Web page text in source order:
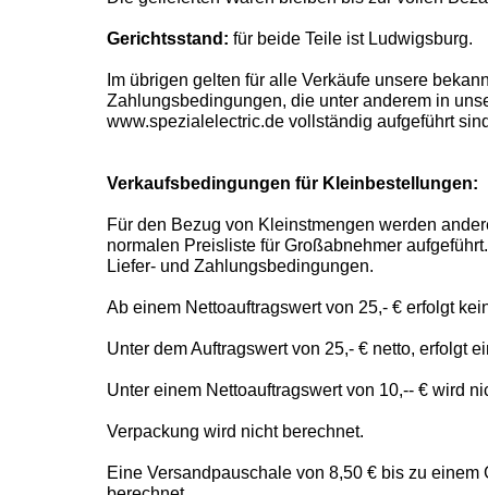
Gerichtsstand: für beide Teile ist Ludwigsburg.
Im übrigen gelten für alle Verkäufe unsere
Zahlungsbedingungen, die unter anderem in
www.spezialelectric.de vollständig aufgeführt
Verkaufsbedingungen für Kleinbestellungen:
Für den Bezug von Kleinstmengen werden
normalen Preisliste für Großabnehmer
Liefer- und Zahlungsbedingungen.
Ab einem Nettoauftragswert von 25,- € erfolgt
Unter dem Auftragswert von 25,- € netto, erfolgt
Unter einem Nettoauftragswert von 10,-- € wird
Verpackung wird nicht berechnet.
Eine Versandpauschale von 8,50 € bis zu